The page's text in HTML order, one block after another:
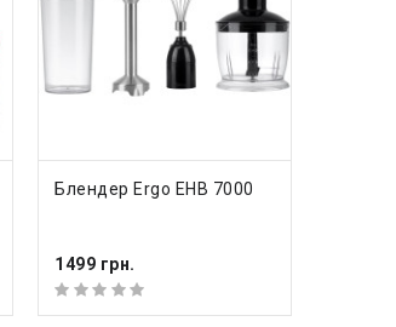
КУПИТЬ
Блендер Ergo EHB 7000
1499 грн.